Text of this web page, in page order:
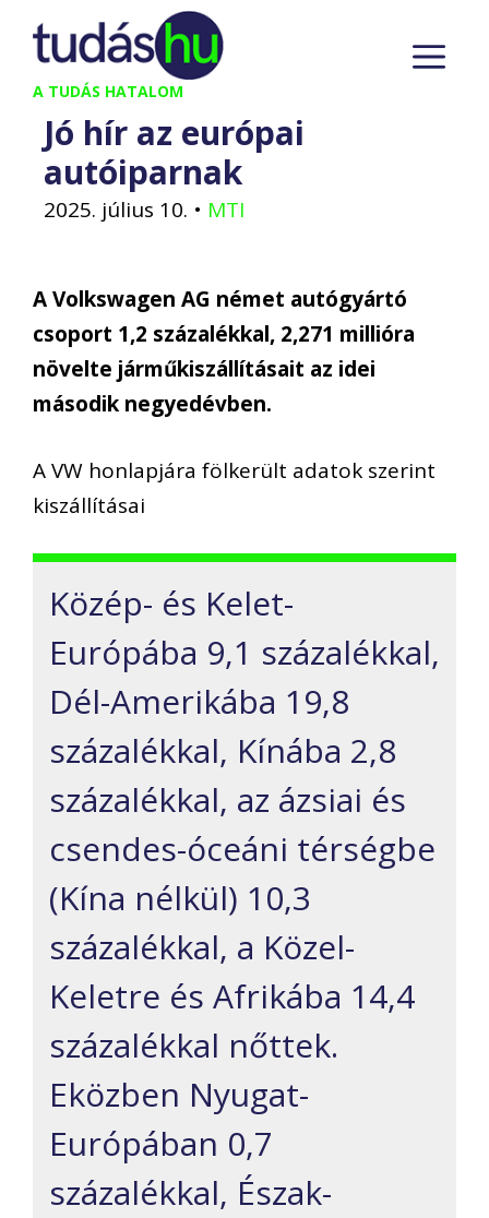
Kilépés
tartalomba
A TUDÁS HATALOM
Jó hír az európai
autóiparnak
2025. július 10. • MTI
A Volkswagen AG német autógyártó
csoport 1,2 százalékkal, 2,271 millióra
növelte járműkiszállításait az idei
második negyedévben.
A VW honlapjára fölkerült adatok szerint
kiszállításai
Közép- és Kelet-
Európába 9,1 százalékkal,
Dél-Amerikába 19,8
százalékkal, Kínába 2,8
százalékkal, az ázsiai és
csendes-óceáni térségbe
(Kína nélkül) 10,3
százalékkal, a Közel-
Keletre és Afrikába 14,4
százalékkal nőttek.
Eközben Nyugat-
Európában 0,7
százalékkal, Észak-